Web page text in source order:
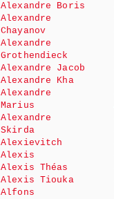
Alexandre Boris
Alexandre
Chayanov
Alexandre
Grothendieck
Alexandre Jacob
Alexandre Kha
Alexandre
Marius
Alexandre
Skirda
Alexievitch
Alexis
Alexis Théas
Alexis Tiouka
Alfons